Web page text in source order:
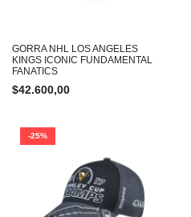
GORRA NHL LOS ANGELES
KINGS ICONIC FUNDAMENTAL
FANATICS
$42.600,00
-25%